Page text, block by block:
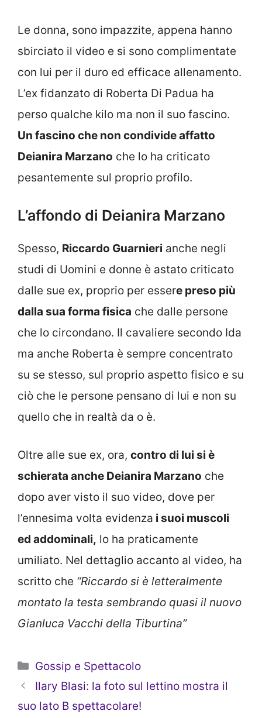
Le donna, sono impazzite, appena hanno
sbirciato il video e si sono complimentate
con lui per il duro ed efficace allenamento.
L’ex fidanzato di Roberta Di Padua ha
perso qualche kilo ma non il suo fascino.
Un fascino che non condivide affatto
Deianira Marzano che lo ha criticato
pesantemente sul proprio profilo.
L’affondo di Deianira Marzano
Spesso, Riccardo Guarnieri anche negli
studi di Uomini e donne è astato criticato
dalle sue ex, proprio per essere preso più
dalla sua forma fisica che dalle persone
che lo circondano. Il cavaliere secondo Ida
ma anche Roberta è sempre concentrato
su se stesso, sul proprio aspetto fisico e su
ciò che le persone pensano di lui e non su
quello che in realtà da o è.
Oltre alle sue ex, ora, contro di lui si è
schierata anche Deianira Marzano che
dopo aver visto il suo video, dove per
l’ennesima volta evidenza i suoi muscoli
ed addominali, lo ha praticamente
umiliato. Nel dettaglio accanto al video, ha
scritto che “Riccardo si è letteralmente
montato la testa sembrando quasi il nuovo
Gianluca Vacchi della Tiburtina”
Categorie
Gossip e Spettacolo
Ilary Blasi: la foto sul lettino mostra il
suo lato B spettacolare!